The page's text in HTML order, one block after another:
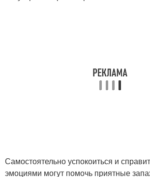
Самостоятельно успокоиться и
эмоциями могут помочь приятные